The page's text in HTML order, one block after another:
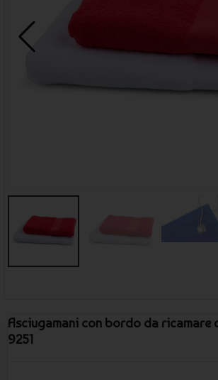
Asciugamani con bordo da ricamare
9251